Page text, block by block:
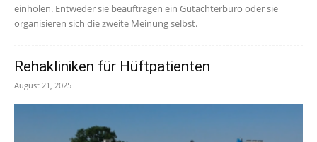
einholen. Entweder sie beauftragen ein Gutachterbüro oder sie
organisieren sich die zweite Meinung selbst.
Rehakliniken für Hüftpatienten
August 21, 2025